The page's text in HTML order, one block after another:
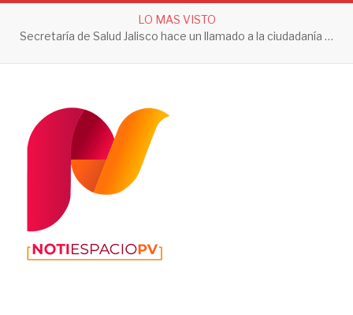
LO MAS VISTO
Secretaría de Salud Jalisco hace un llamado a la ciudadanía a tomar acciones contra el dengue en esta temporada de lluvias